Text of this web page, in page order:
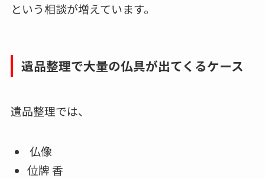
という相談が増えています。
遺品整理で大量の仏具が出てくるケース
遺品整理では、
仏像
位牌 香